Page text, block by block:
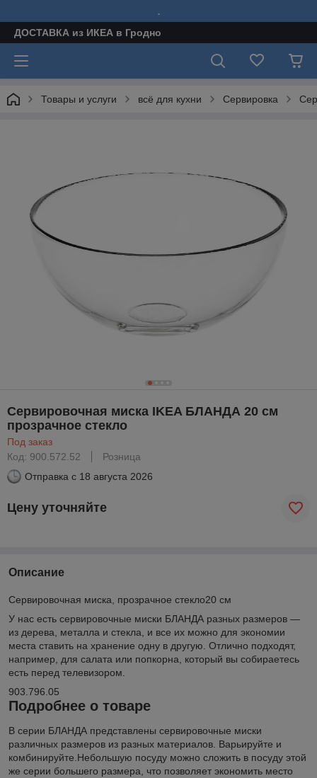
.
ДОСТАВКА из ИКЕА в Гродно
Товары и услуги всё для кухни Сервировка
Сервировочная миска IKEA БЛАНДА 20 см
прозрачное стекло
Под заказ
Код: 900.572.52
Розница
Отправка с 18 августа 2026
Цену уточняйте
Описание
Сервировочная миска, прозрачное стекло20 см
У нас есть сервировочные миски БЛАНДА разных размеров —
из дерева, металла и стекла, и все их можно для экономии
места ставить на хранение одну в другую. Отлично подходят,
например, для салата или попкорна, который вы собираетесь
есть перед телевизором.
903.796.05
Подробнее о товаре
В серии БЛАНДА представлены сервировочные миски
различных размеров из разных материалов. Варьируйте и
комбинируйте.Небольшую посуду можно сложить в посуду этой
же серии большего размера, что позволяет экономить место